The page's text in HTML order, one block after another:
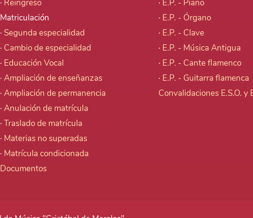
· Reingreso
Matriculación
· Segunda especialidad
· Cambio de especialidad
· Educación Vocal
· Ampliación de enseñanzas
· Ampliación de permanencia
· Anulación de matrícula
· Traslado de matrícula
· Materias no superadas
· Matrícula condicionada
Documentos
· E.P. - Piano
· E.P. - Órgano
· E.P. - Clave
· E.P. - Música Antigua
· E.P. - Cante flamenco
· E.P. - Guitarra flamenca
Convalidaciones E.S.O. y